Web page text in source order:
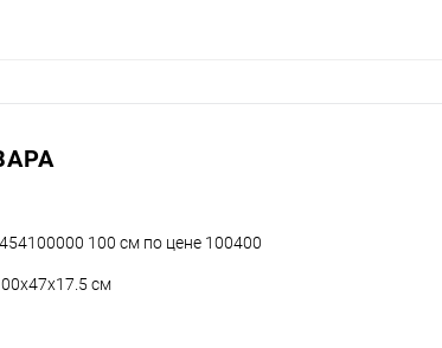
100 см по цене 100400
x47x17.5 см